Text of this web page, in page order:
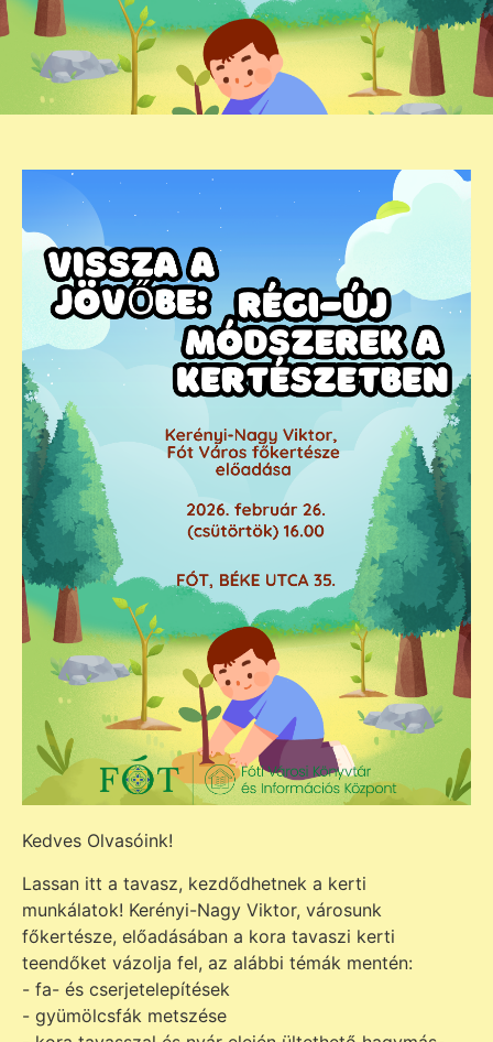
Kedves Olvasóink!
Lassan itt a tavasz, kezdődhetnek a kerti
munkálatok! Kerényi-Nagy Viktor, városunk
főkertésze, előadásában a kora tavaszi kerti
teendőket vázolja fel, az alábbi témák mentén:
- fa- és cserjetelepítések
- gyümölcsfák metszése